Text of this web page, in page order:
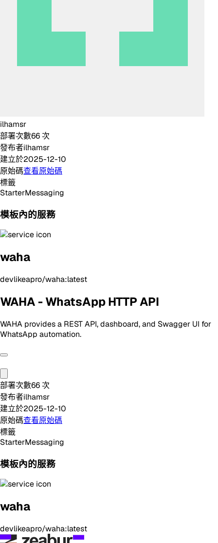
ilhamsr
部署次數66次
發布者ilhamsr
建立於2025-12-10
原始碼查看原始碼
標籤
StarterMessaging
模板內的服務
waha
devlikeapro/waha:latest
WAHA - WhatsApp HTTP API
WAHA provides a REST API, dashboard, and Swagger UI for
WhatsApp automation.
部署次數66次
發布者ilhamsr
建立於2025-12-10
原始碼查看原始碼
標籤
StarterMessaging
模板內的服務
waha
devlikeapro/waha:latest